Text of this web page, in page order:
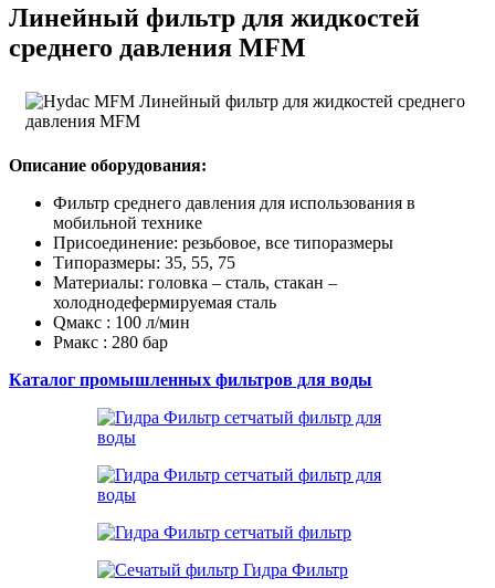
Линейный фильтр для жидкостей
среднего давления MFM
Описание оборудования:
Фильтр среднего давления для использования в
мобильной технике
Присоединение: резьбовое, все типоразмеры
Типоразмеры: 35, 55, 75
Материалы: головка – сталь, стакан –
холоднодефермируемая сталь
Qмакс : 100 л/мин
Pмакс : 280 бар
Каталог промышленных фильтров для воды